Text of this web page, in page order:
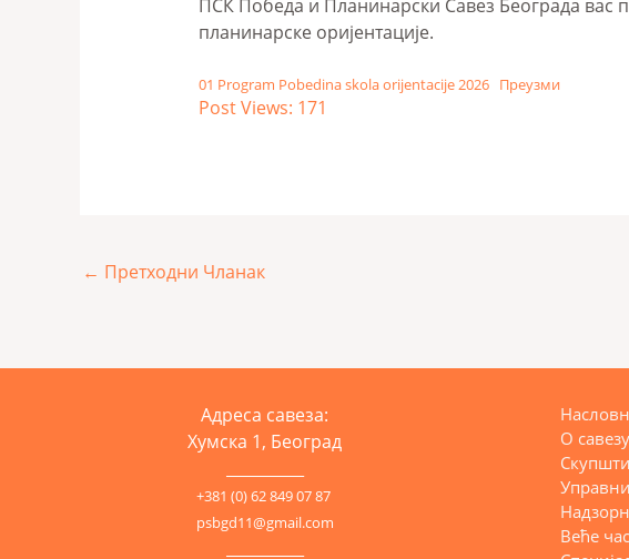
ПСК Победа и Планинарски Савез Београда вас
планинарске оријентације.
01 Program Pobedina skola orijentacije 2026 Преузми
Post Views: 171
← Претходни Чланак
Адреса савеза:
Хумска 1, Београд
+381 (0) 62 849 07 87
psbgd11@gmail.com
О савезу
Веће